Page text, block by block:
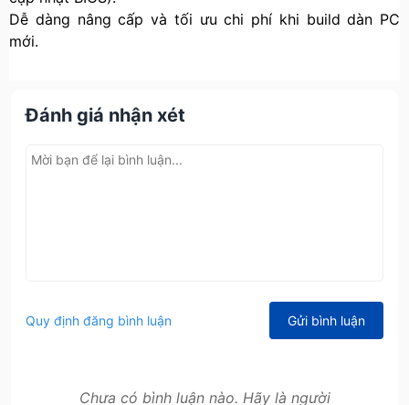
Dễ dàng nâng cấp và tối ưu chi phí khi build dàn PC
mới.
Đánh giá nhận xét
Quy định đăng bình luận Gửi bình luận
Chưa có bình luận nào. Hãy là người